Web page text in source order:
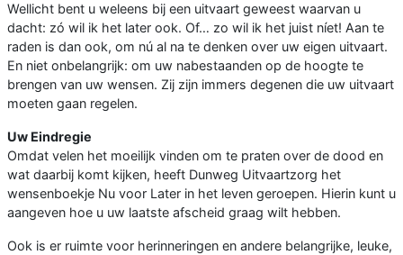
Wellicht bent u weleens bij een uitvaart geweest waarvan u
dacht: zó wil ik het later ook. Of… zo wil ik het juist níet! Aan te
raden is dan ook, om nú al na te denken over uw eigen uitvaart.
En niet onbelangrijk: om uw nabestaanden op de hoogte te
brengen van uw wensen. Zij zijn immers degenen die uw uitvaart
moeten gaan regelen.
Uw Eindregie
Omdat velen het moeilijk vinden om te praten over de dood en
wat daarbij komt kijken, heeft Dunweg Uitvaartzorg het
wensenboekje Nu voor Later in het leven geroepen. Hierin kunt u
aangeven hoe u uw laatste afscheid graag wilt hebben.
Ook is er ruimte voor herinneringen en andere belangrijke, leuke,